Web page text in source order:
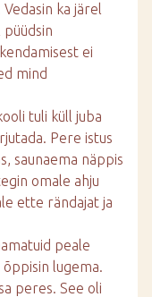
ka järel
ei
mind
tuli küll juba
Pere istus
saunaema näppis
omale ahju
ette rändajat ja
peale
lugema.
peres. See oli